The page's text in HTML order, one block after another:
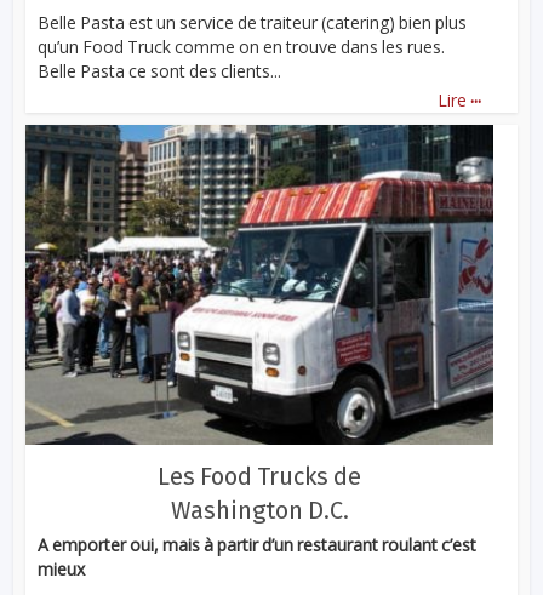
Belle Pasta est un service de traiteur (catering) bien plus
qu’un Food Truck comme on en trouve dans les rues.
Belle Pasta ce sont des clients...
Lire ...
Les Food Trucks de
Washington D.C.
A emporter oui, mais à partir d’un restaurant roulant c’est
mieux